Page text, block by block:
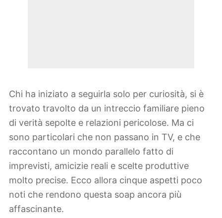
Chi ha iniziato a seguirla solo per curiosità, si è
trovato travolto da un intreccio familiare pieno
di verità sepolte e relazioni pericolose. Ma ci
sono particolari che non passano in TV, e che
raccontano un mondo parallelo fatto di
imprevisti, amicizie reali e scelte produttive
molto precise. Ecco allora cinque aspetti poco
noti che rendono questa soap ancora più
affascinante.